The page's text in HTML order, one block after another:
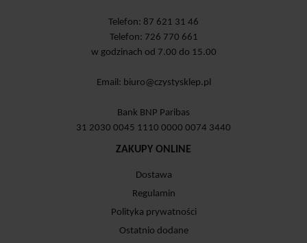
Telefon: 87 621 31 46
Telefon: 726 770 661
w godzinach od 7.00 do 15.00
Email: biuro@czystysklep.pl
Bank BNP Paribas
31 2030 0045 1110 0000 0074 3440
ZAKUPY ONLINE
Dostawa
Regulamin
Polityka prywatności
Ostatnio dodane